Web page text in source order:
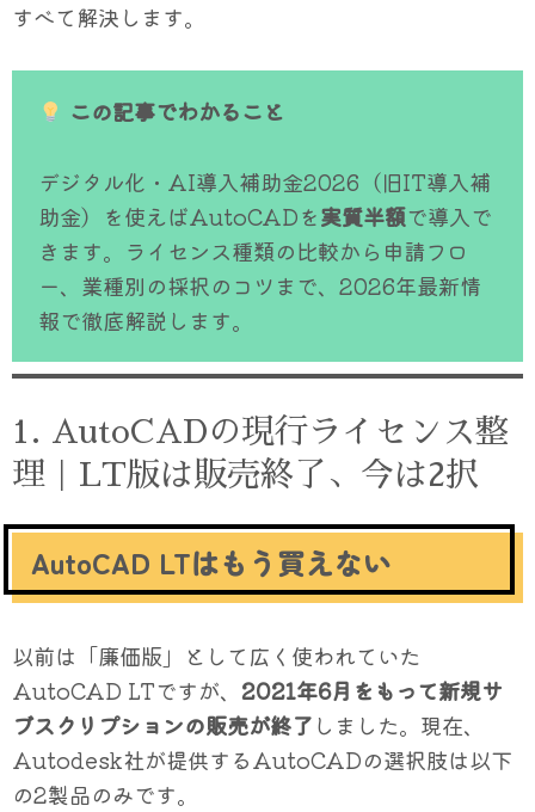
すべて解決します。
この記事でわかること
デジタル化・AI導入補助金2026（旧IT導入補
助金）を使えばAutoCADを実質半額で導入で
きます。ライセンス種類の比較から申請フロ
ー、業種別の採択のコツまで、2026年最新情
報で徹底解説します。
1. AutoCADの現行ライセンス整
理｜LT版は販売終了、今は2択
AutoCAD LTはもう買えない
以前は「廉価版」として広く使われていた
AutoCAD LTですが、 2021年6月をもって新規サ
ブスクリプションの販売が終了しました。現在、
Autodesk社が提供するAutoCADの選択肢は以下
の2製品のみです。